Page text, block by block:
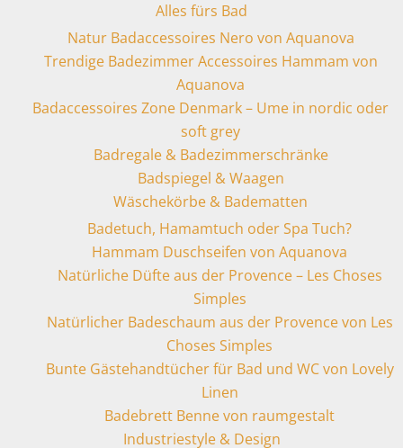
Alles fürs Bad
Natur Badaccessoires Nero von Aquanova
Trendige Badezimmer Accessoires Hammam von
Aquanova
Badaccessoires Zone Denmark – Ume in nordic oder
soft grey
Badregale & Badezimmerschränke
Badspiegel & Waagen
Wäschekörbe & Badematten
Badetuch, Hamamtuch oder Spa Tuch?
Hammam Duschseifen von Aquanova
Natürliche Düfte aus der Provence – Les Choses
Simples
Natürlicher Badeschaum aus der Provence von Les
Choses Simples
Bunte Gästehandtücher für Bad und WC von Lovely
Linen
Badebrett Benne von raumgestalt
Industriestyle & Design